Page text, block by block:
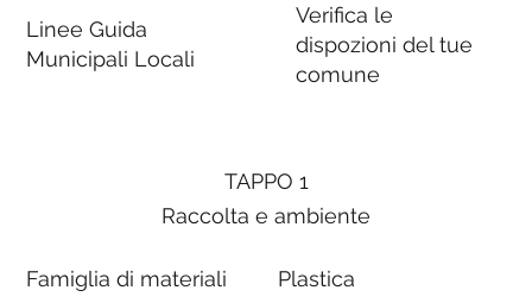
Linee Guida
Municipali Locali
Verifica le
dispozioni del tue
comune
TAPPO 1
Raccolta e ambiente
Famiglia di materiali Plastica